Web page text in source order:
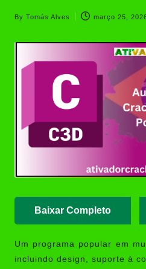
Crackeado
Ativador
Grátis:
Loader |
Red
Ativador
Posted
By Tomás Alves março 25,
Baixar Completo
Um programa popular em
incluindo design, suporte à